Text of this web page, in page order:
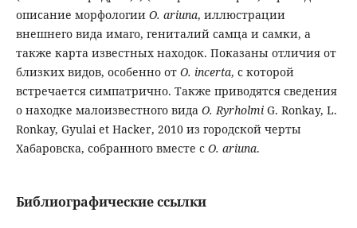
описание морфологии O. ariuna, иллюстрации
внешнего вида имаго, гениталий самца и самки, а
также карта известных находок. Показаны отличия от
близких видов, особенно от O. incerta, с которой
встречается симпатрично. Также приводятся сведения
о находке малоизвестного вида O. Ryrholmi G. Ronkay, L.
Ronkay, Gyulai et Hacker, 2010 из городской черты
Хабаровска, собранного вместе с O. ariuna.
Библиографические ссылки